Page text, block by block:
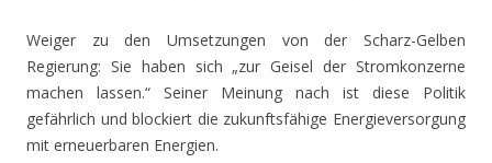
Weiger zu den Umsetzungen von der Scharz-Gelben
Regierung: Sie haben sich „zur Geisel der Stromkonzerne
machen lassen.“ Seiner Meinung nach ist diese Politik
gefährlich und blockiert die zukunftsfähige Energieversorgung
mit erneuerbaren Energien.